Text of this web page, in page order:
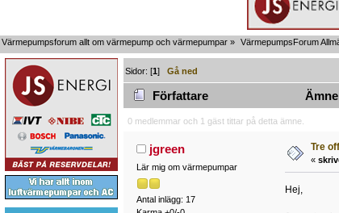
Värmepumpsforum allt om värmepump och värmepumpar » VärmepumpsForum
Sidor: [1]Gå ned
Författare
0 medlemmar och 1 gäst tittar på detta ämne.
jgreen
Lär mig om värmepumpar
Antal inlägg: 17
Tre
«
Hej,